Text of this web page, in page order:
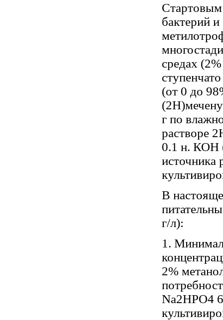
Стартовым
бактерий
средах
(от 0 до
г по
растворе
0.1 н. КОН
источника
В
г/л):
1.
2%
Na2HPO4